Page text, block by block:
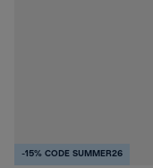
-15% CODE SUMMER26